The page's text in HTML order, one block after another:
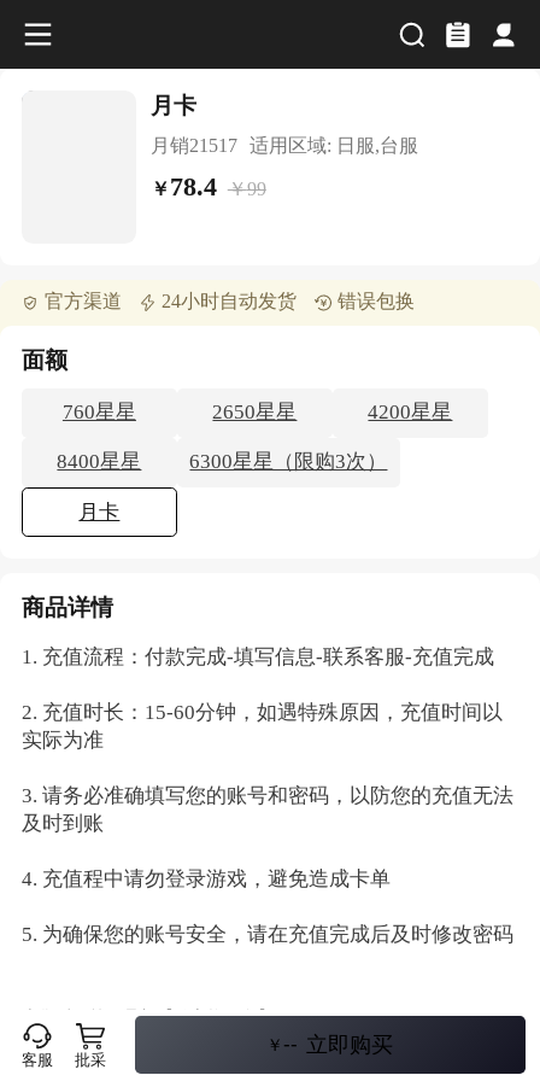
月卡
月销21517 适用区域: 日服,台服
￥78.4 ￥99
官方渠道 24小时自动发货 错误包换
面额
760星星 2650星星 4200星星
8400星星 6300星星（限购3次）
月卡
商品详情
1. 充值流程：付款完成-填写信息-联系客服-充值完成
2. 充值时长：15-60分钟，如遇特殊原因，充值时间以
实际为准
3. 请务必准确填写您的账号和密码，以防您的充值无法
及时到账
4. 充值程中请勿登录游戏，避免造成卡单
5. 为确保您的账号安全，请在充值完成后及时修改密码
本售后政策不叠加【随心换服务】
账号类商品：自购买日起售后期3天，商品质量问题免费更换
邮箱类商品：自购买日起3天内
客服 批采
￥ -- 立即购买